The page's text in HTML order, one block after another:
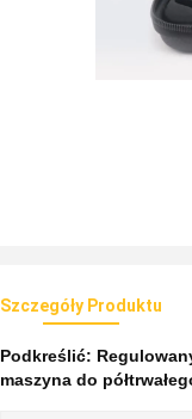
Szczegóły Produktu
Podkreślić:
maszyna do